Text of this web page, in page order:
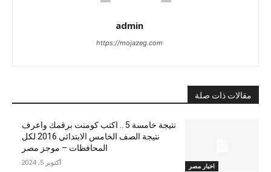
admin
https://mojazeg.com
مقالات ذات صلة
اخبار مصر
نتيجة خامسة 5 .. اكتب كومنت برقمك واعرف
نتيجة الصف الخامس الابتدائي 2016 لكل
المحافظات – موجز مصر
أكتوبر 5, 2024